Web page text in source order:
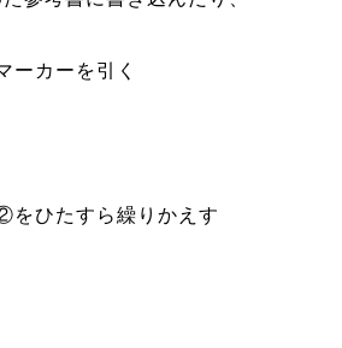
ーカーを引く
たすら繰りかえす